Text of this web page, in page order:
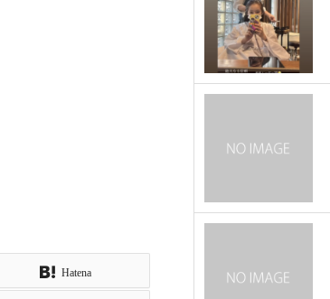
Hatena